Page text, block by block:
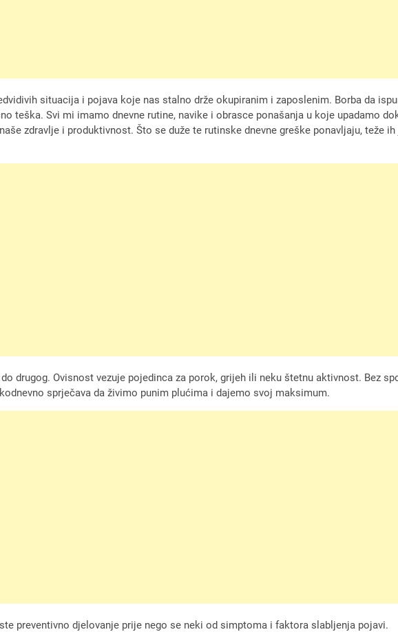
situacija i pojava koje nas stalno drže okupiranim i zaposlenim. Borba da
teška. Svi mi imamo dnevne rutine, navike i obrasce ponašanja u koje upadamo
zdravlje i produktivnost. Što se duže te rutinske dnevne greške ponavljaju, teže
drugog. Ovisnost vezuje pojedinca za porok, grijeh ili neku štetnu aktivnost. Bez
sprječava da živimo punim plućima i dajemo svoj maksimum.
preventivno djelovanje prije nego se neki od simptoma i faktora slabljenja pojavi.